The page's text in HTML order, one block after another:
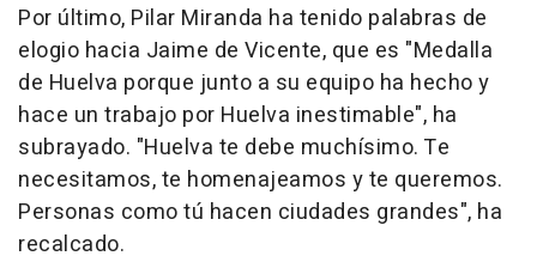
Por último, Pilar Miranda ha tenido palabras de
elogio hacia Jaime de Vicente, que es "Medalla
de Huelva porque junto a su equipo ha hecho y
hace un trabajo por Huelva inestimable", ha
subrayado. "Huelva te debe muchísimo. Te
necesitamos, te homenajeamos y te queremos.
Personas como tú hacen ciudades grandes", ha
recalcado.